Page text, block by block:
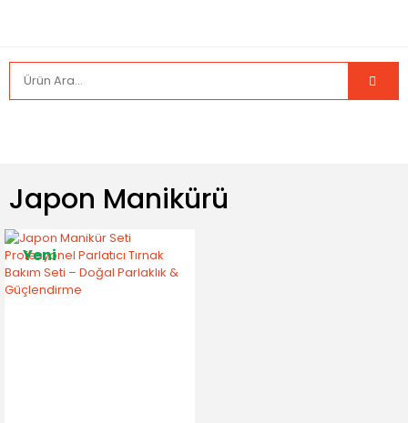
Japon Manikürü
Yeni